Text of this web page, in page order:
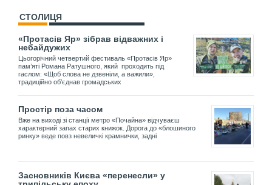
СТОЛИЦЯ
«Протасів Яр» зібрав відважних і
небайдужих
Цьогорічний четвертий фестиваль «Протасів Яр»
пам’яті Романа Ратушного, який проходить під
гаслом: «Щоб слова не дзвеніли, а важили»,
традиційно об’єднав громадських
Простір поза часом
Вже на виході зі станції метро «Почайна» відчуваєш
характерний запах старих книжок. Дорога до «блошиного
ринку» веде повз невеличкі крамнички, задні
Засновників Києва «перенесли» у